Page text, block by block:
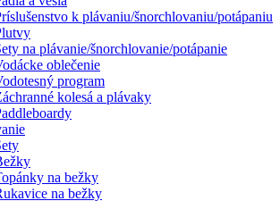
k plávaniu/šnorchlovaniu/potápaniu
na plávanie/šnorchlovanie/potápanie
oblečenie
program
kolesá a plávaky
na bežky
na bežky